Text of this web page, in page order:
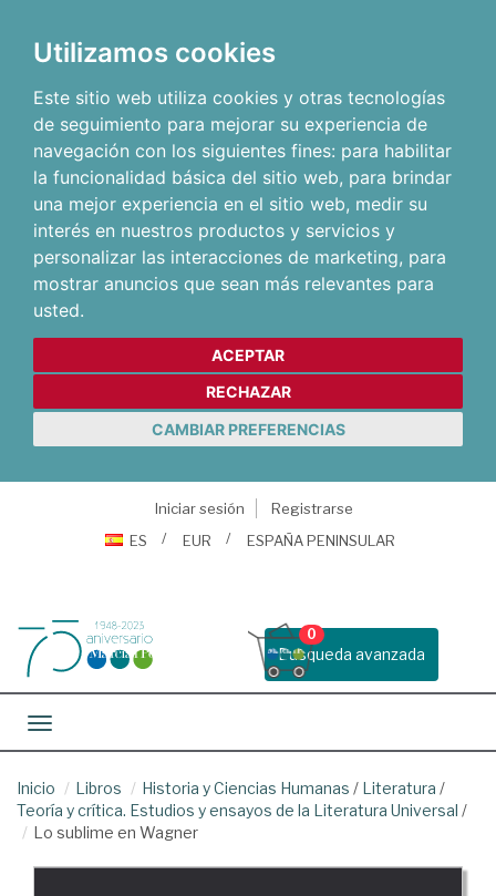
Utilizamos cookies
Este sitio web utiliza cookies y otras tecnologías
de seguimiento para mejorar su experiencia de
navegación con los siguientes fines: para habilitar
la funcionalidad básica del sitio web, para brindar
una mejor experiencia en el sitio web, medir su
interés en nuestros productos y servicios y
personalizar las interacciones de marketing, para
mostrar anuncios que sean más relevantes para
usted.
ACEPTAR
RECHAZAR
CAMBIAR PREFERENCIAS
Iniciar sesión
Registrarse
ES
EUR ESPAÑA PENINSULAR
Busqueda avanzada
0
Toggle navigation
Inicio Libros Historia y Ciencias Humanas / Literatura /
Teoría y crítica. Estudios y ensayos de la Literatura Universal /
Lo sublime en Wagner